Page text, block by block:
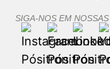
SIGA-NOS EM